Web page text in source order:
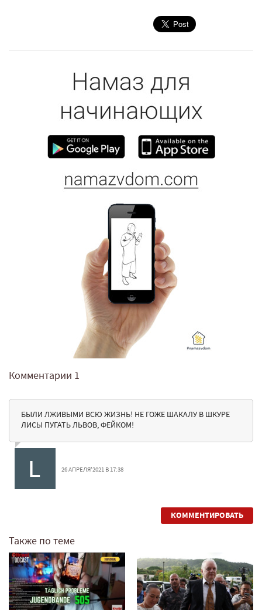
Комментарии 1
БЫЛИ ЛЖИВЫМИ ВСЮ ЖИЗНЬ! НЕ ГОЖЕ ШАКАЛУ В ШКУРЕ
ЛИСЫ ПУГАТЬ ЛЬВОВ, ФЕЙКОМ!
26 АПРЕЛЯ'2021 В 17:38
КОММЕНТИРОВАТЬ
Также по теме